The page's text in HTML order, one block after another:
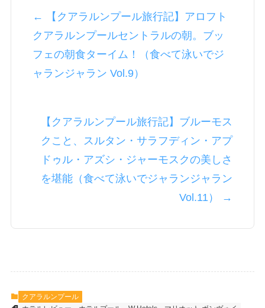
← 【クアラルンプール旅行記】アロフト
クアラルンプールセントラルの朝。ブッ
フェの朝食ターイム！（食べて泳いでジ
ャランジャラン Vol.9）
【クアラルンプール旅行記】ブルーモス
クこと、スルタン・サラフディン・アプ
ドゥル・アズシ・ジャーモスクの美しさ
を堪能（食べて泳いでジャランジャラン
Vol.11） →
クアラルンプール